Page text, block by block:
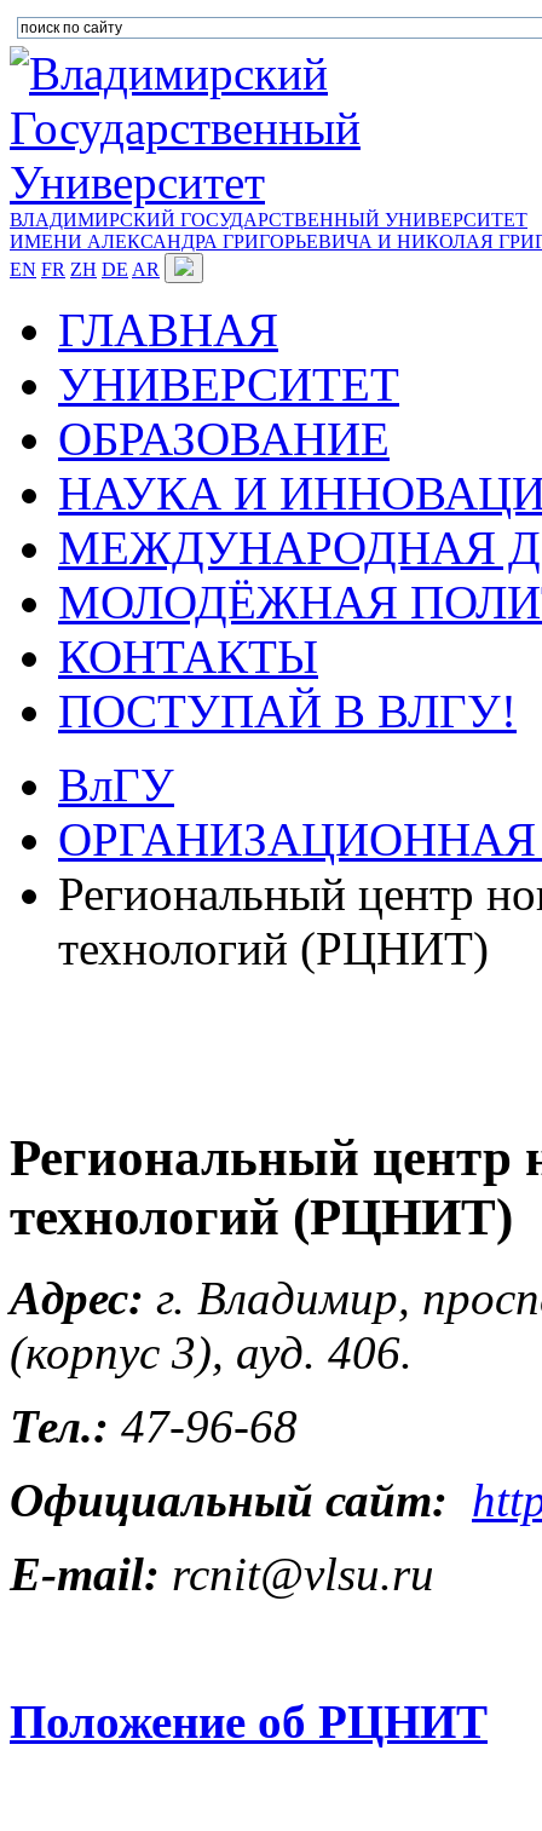
ВЛАДИМИРСКИЙ ГОСУДАРСТВЕННЫЙ УНИВЕРСИТЕТ
ИМЕНИ АЛЕКСАНДРА ГРИГОРЬЕВИЧА И НИКОЛАЯ
EN FR ZH DE AR
ГЛАВНАЯ
УНИВЕРСИТЕТ
ОБРАЗОВАНИЕ
НАУКА И
МЕЖДУНАРОДНАЯ
МОЛОДЁЖНАЯ
КОНТАКТЫ
ПОСТУПАЙ В ВЛГУ!
ВлГУ
ОРГАНИЗАЦИОННАЯ
Региональный центр
технологий (РЦНИТ)
Региональный
технологий (РЦНИТ)
Адрес: г. Владимир,
(корпус 3), ауд. 406.
Тел.: 47-96-68
Официальный сайт:
E-mail: rcnit@vlsu.ru
Положение об РЦНИТ